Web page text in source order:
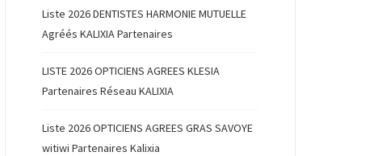
Liste 2026 DENTISTES HARMONIE MUTUELLE
Agréés KALIXIA Partenaires
LISTE 2026 OPTICIENS AGREES KLESIA
Partenaires Réseau KALIXIA
Liste 2026 OPTICIENS AGREES GRAS SAVOYE
witiwi Partenaires Kalixia